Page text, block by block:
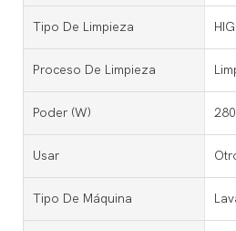
Tipo De Limpieza
Proceso De Limpieza
Poder (W)
Usar
Tipo De Máquina